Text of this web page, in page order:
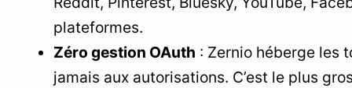
Ads API – publicités programmables
Zernio vs Buffer vs Hootsuite : le tableau
comparatif
plateformes.
Zéro gestion OAuth : Zernio héberge les
jamais aux autorisations. C’est le plus